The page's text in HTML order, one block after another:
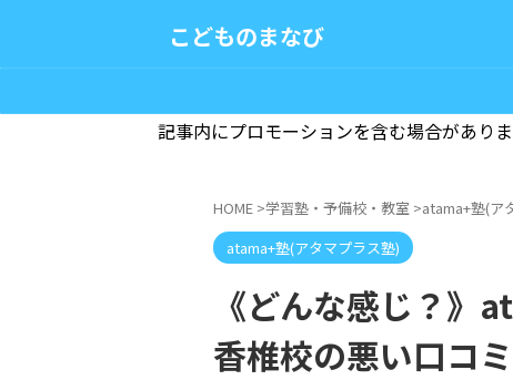
こどものまなび
記事内にプロモーションを含む場合があり
HOME >学習塾・予備校・教室 >atama+塾(ア
atama+塾(アタマプラス塾)
《どんな感じ？》
香椎校の悪い口コ